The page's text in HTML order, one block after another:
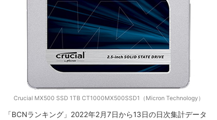
Crucial MX500 SSD 1TB CT1000MX500SSD1（Micron Technology）
「BCNランキング」2022年2月7日から13日の日次集計データ